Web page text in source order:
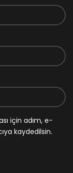
için adım, e-
kaydedilsin.